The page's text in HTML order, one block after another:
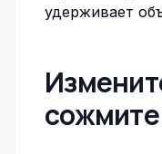
удерживает